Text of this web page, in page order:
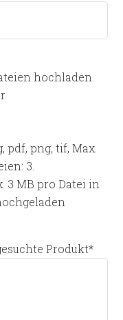
hochladen.
pdf, png, tif, Max.
3.
3 MB pro Datei in
Produkt*